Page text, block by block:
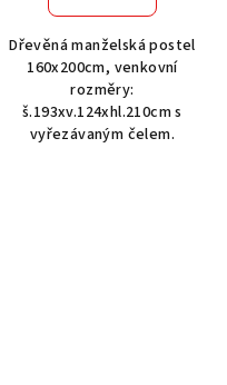
Dřevěná manželská postel
160x200cm, venkovní
rozměry:
š.193xv.124xhl.210cm s
vyřezávaným čelem.